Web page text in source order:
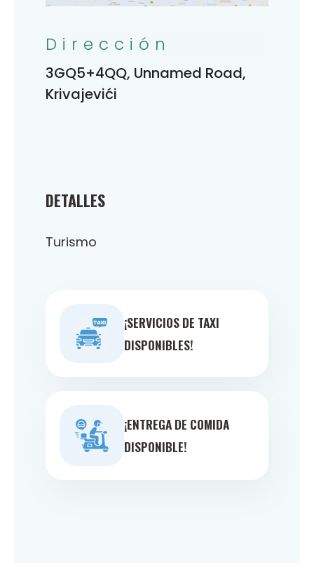
DETALLES
Turismo
¡SERVICIOS DE TAXI
DISPONIBLES!
¡ENTREGA DE COMIDA
DISPONIBLE!
Dirección
3GQ5+4QQ, Unnamed Road,
Krivajevići